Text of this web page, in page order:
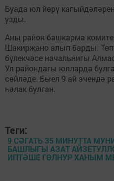
Буада юл йөрү
узды.
Аны район башкарма
Шакирҗано алып барды. Төп
бүлекчәсе начальнигы
Ул райондагы юлларда
сөйләде. Быел 9 ай эчендә
һәлак булган.
Теги:
9 СӘГАТЬ 35 МИНУТТА
БАШЛЫГЫ АЗАТ
ИПТӘШЕ ГӨЛНУР ХАНЫМ